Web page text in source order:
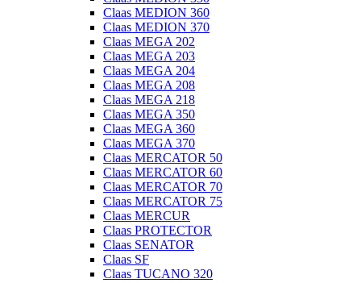
Claas MEDION 360
Claas MEDION 370
Claas MEGA 202
Claas MEGA 203
Claas MEGA 204
Claas MEGA 208
Claas MEGA 218
Claas MEGA 350
Claas MEGA 360
Claas MEGA 370
Claas MERCATOR 50
Claas MERCATOR 60
Claas MERCATOR 70
Claas MERCATOR 75
Claas MERCUR
Claas PROTECTOR
Claas SENATOR
Claas SF
Claas TUCANO 320